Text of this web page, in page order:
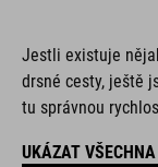
Jestli existuje
drsné cesty, ještě
tu správnou
UKÁZAT